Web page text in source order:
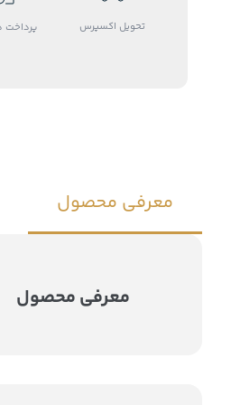
تحویل اکسپرس پرداخت
معرفی محصول
معرفی محصول